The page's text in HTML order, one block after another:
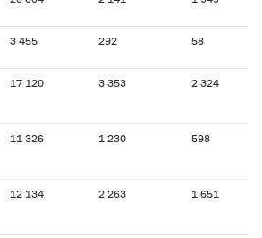
3 455 292 58
17 120 3 353 2 324
11 326 1 230 598
12 134 2 263 1 651